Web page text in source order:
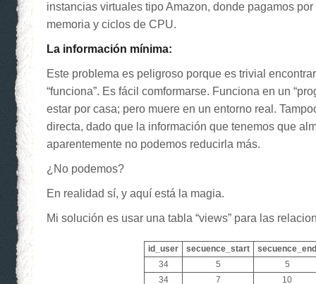
instancias virtuales tipo Amazon, donde pagamos
memoria y ciclos de CPU.
La información mínima:
Este problema es peligroso porque es trivial
“funciona”. Es fácil comformarse. Funciona en un
estar por casa; pero muere en un entorno real.
directa, dado que la información que tenemos que
aparentemente no podemos reducirla más.
¿No podemos?
En realidad sí, y aquí está la magia.
Mi solución es usar una tabla “views” para las
id_user secuence_start
secuence_end
34
5
5
34
7 10